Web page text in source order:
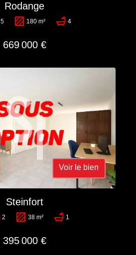
Rodange
5 180 m² 4
669 000 €
Voir le bien
Steinfort
2 38 m² 1
395 000 €